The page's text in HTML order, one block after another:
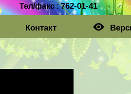
Тел/факс :762-01-41
Контакт